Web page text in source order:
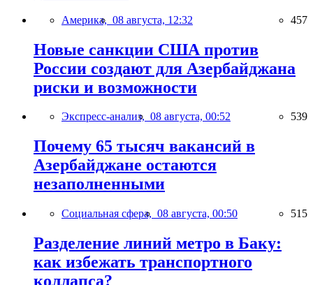
Америка, 08 августа, 12:32 457
Новые санкции США против
России создают для Азербайджана
риски и возможности
Экспресс-анализ, 08 августа, 00:52 539
Почему 65 тысяч вакансий в
Азербайджане остаются
незаполненными
Социальная сфера, 08 августа, 00:50 515
Разделение линий метро в Баку:
как избежать транспортного
коллапса?